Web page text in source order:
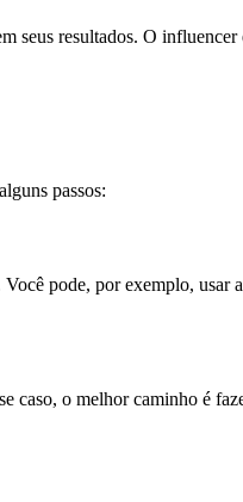
seus resultados. O influencer
passos:
pode, por exemplo, usar
o melhor caminho é